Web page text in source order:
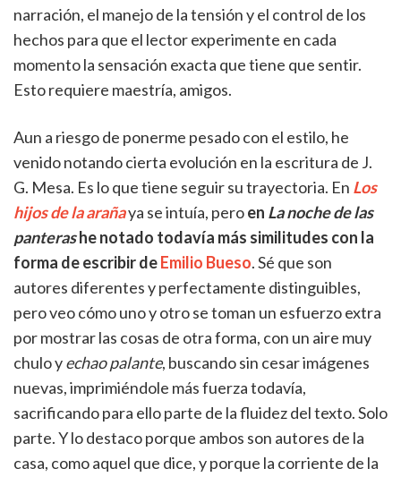
narración, el manejo de la tensión y el control de los
hechos para que el lector experimente en cada
momento la sensación exacta que tiene que sentir.
Esto requiere maestría, amigos.
Aun a riesgo de ponerme pesado con el estilo, he
venido notando cierta evolución en la escritura de J.
G. Mesa. Es lo que tiene seguir su trayectoria. En Los
hijos de la arañaya se intuía, peroen La noche de las
panterashe notado todavía más similitudes con la
forma de escribir deEmilio Bueso. Sé que son
autores diferentes y perfectamente distinguibles,
pero veo cómo uno y otro se toman un esfuerzo extra
por mostrar las cosas de otra forma, con un aire muy
chulo yechao palante, buscando sin cesar imágenes
nuevas, imprimiéndole más fuerza todavía,
sacrificando para ello parte de la fluidez del texto. Solo
parte. Y lo destaco porque ambos son autores de la
casa, como aquel que dice, y porque la corriente de la